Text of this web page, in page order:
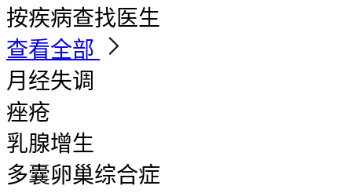
按疾病查找医生
查看全部
月经失调
痤疮
乳腺增生
多囊卵巢综合症